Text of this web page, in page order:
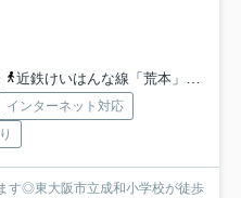
近鉄けいはんな線「荒本」駅 徒歩26分
インターネット対応
す◎東大阪市立成和小学校が徒歩